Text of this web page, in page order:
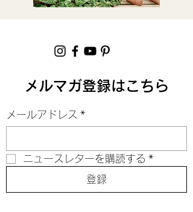
メルマガ登録はこちら
メールアドレス *
ニュースレターを購読する *
登録